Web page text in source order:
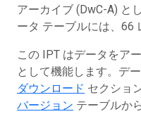
アーカイブ (DwC-A) と
ータ テーブルには、66
この IPT はデータをア
として機能します。デ
ダウンロード セクショ
バージョン テーブルか